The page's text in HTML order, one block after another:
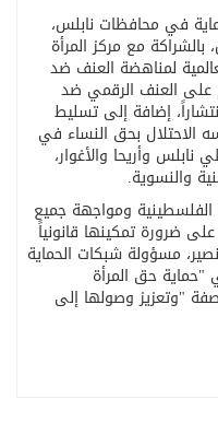
الحماية في محافظات نابلس،
بالشراكة مع مركز المرأة
لمناهضة العنف ضد
على العنف الرقمي ضد
إضافة إلى تسليط
الاحتلال بحق النساء في
وأريحا والأغوار،
والنسوية.
الفلسطينية ومواجهة جميع
ضرورة تمكينها قانونياً
مسؤولة شبكات الحماية
"حماية حق المرأة
"وتعزيز وصولها إلى